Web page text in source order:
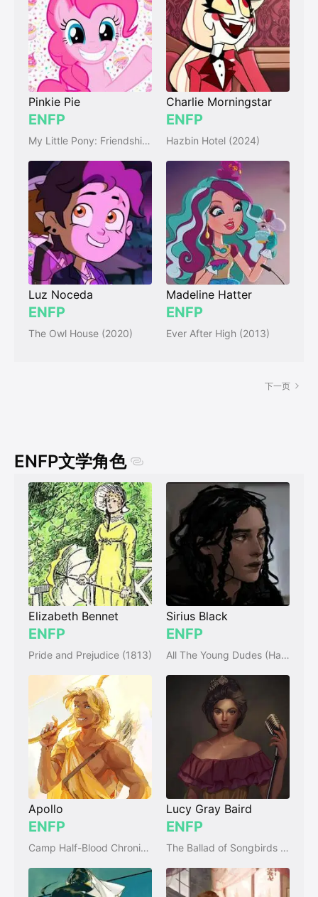
Pinkie Pie
ENFP
My Little Pony: Friendship Is Magic (2010)
Charlie Morningstar
ENFP
Hazbin Hotel (2024)
Luz Noceda
ENFP
The Owl House (2020)
Madeline Hatter
ENFP
Ever After High (2013)
下一页
ENFP文学角色
Elizabeth Bennet
ENFP
Pride and Prejudice (1813)
Sirius Black
ENFP
All The Young Dudes (Harry Potter Fan Fiction)
Apollo
ENFP
Camp Half-Blood Chronicles (series)
Lucy Gray Baird
ENFP
The Ballad of Songbirds and Snakes